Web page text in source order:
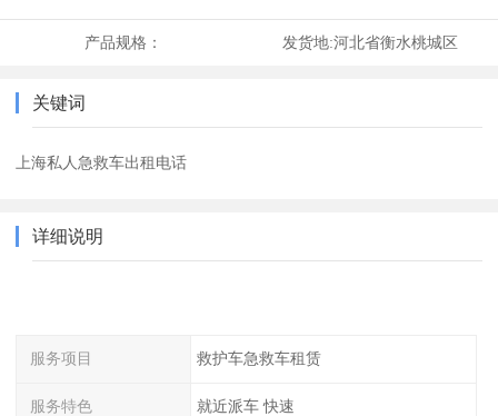
产品规格： 发货地:河北省衡水桃城区
关键词
上海私人急救车出租电话
详细说明
服务项目 救护车急救车租赁
服务特色 就近派车 快速